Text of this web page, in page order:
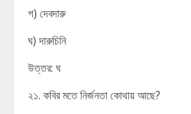
গ) দেবদারু
ঘ) দারুচিনি
উত্তর: ঘ
২১. কবির মতে নির্জনতা কোথায় আছে?